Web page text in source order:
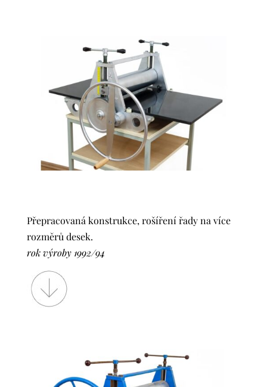
Přepracovaná konstrukce, rošíření řady na více
rozměrů desek.
rok výroby 1992/94